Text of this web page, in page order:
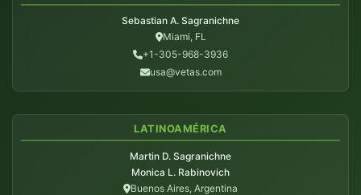
Sebastian A. Sagranichne
Miami, FL
+1-305-968-3936
usa@vetas.com
LATINOAMÉRICA
Martin D. Sagranichne
Monica L. Rabinovich
Buenos Aires, Argentina